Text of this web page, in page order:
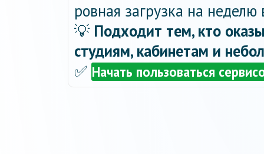
ровная загрузка на неделю
💡 Подходит тем, кто
студиям, кабинетам и
✅ Начать пользоваться